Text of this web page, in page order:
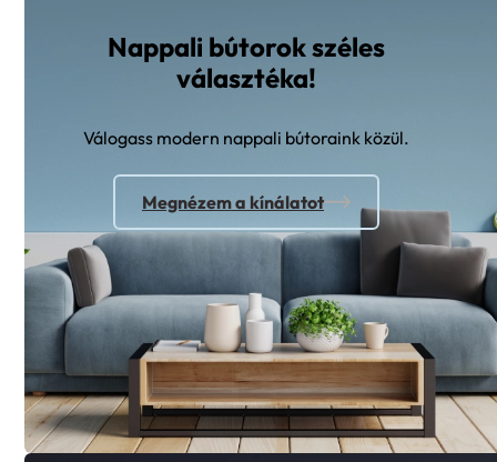
Nappali bútorok széles
választéka!
Válogass modern nappali bútoraink közül.
Megnézem a kínálatot